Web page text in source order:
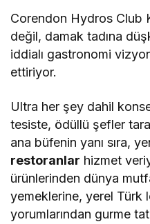
Corendon Hydros Club
değil, damak tadına
iddialı gastronomi
ettiriyor.
Ultra her şey dahil
tesiste, ödüllü şefler
ana büfenin yanı sıra,
restoranlar hizmet
ürünlerinden dünya
yemeklerine, yerel Türk
yorumlarından gurme